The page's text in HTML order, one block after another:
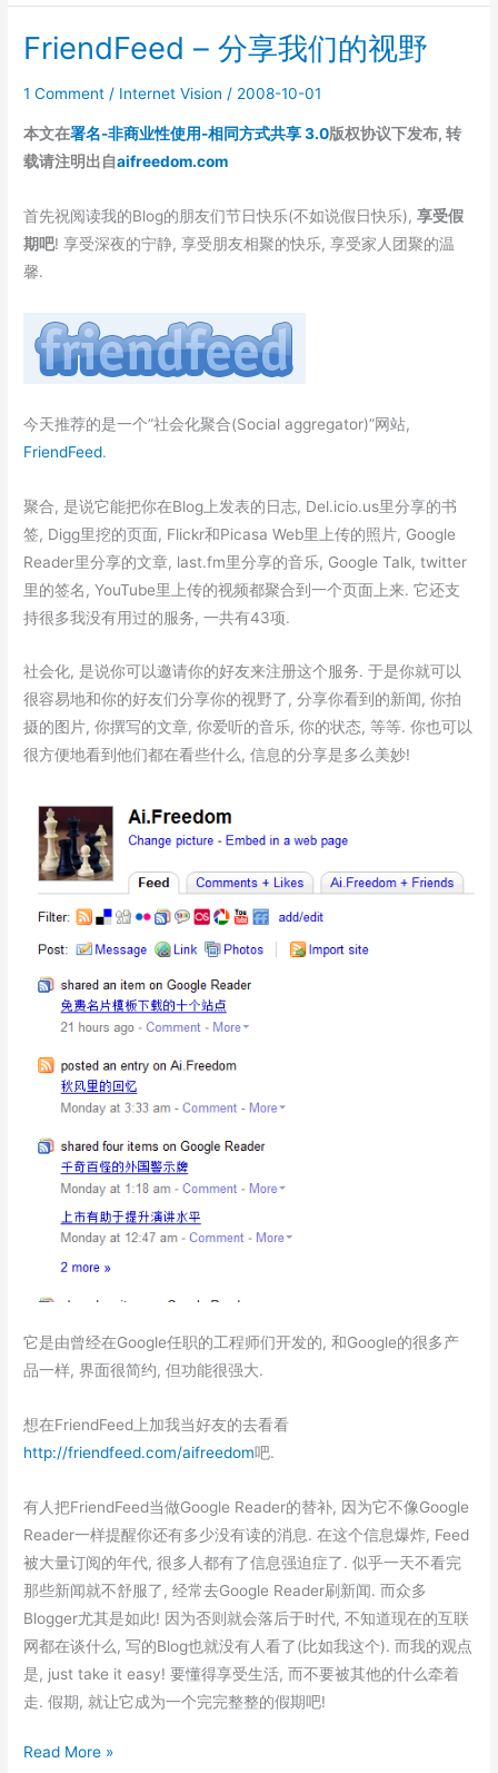
岁
了,
25
岁
了!
FriendFeed – 分享我们的视野
1 Comment / Internet Vision / 2008-10-01
本文在署名-非商业性使用-相同方式共享 3.0版权协议下发布, 转
载请注明出自aifreedom.com
首先祝阅读我的Blog的朋友们节日快乐(不如说假日快乐),享受假
期吧! 享受深夜的宁静, 享受朋友相聚的快乐, 享受家人团聚的温
馨.
今天推荐的是一个”社会化聚合(Social aggregator)”网站,
FriendFeed.
聚合, 是说它能把你在Blog上发表的日志, Del.icio.us里分享的书
签, Digg里挖的页面, Flickr和Picasa Web里上传的照片, Google
Reader里分享的文章, last.fm里分享的音乐, Google Talk, twitter
里的签名, YouTube里上传的视频都聚合到一个页面上来. 它还支
持很多我没有用过的服务, 一共有43项.
社会化, 是说你可以邀请你的好友来注册这个服务. 于是你就可以
很容易地和你的好友们分享你的视野了, 分享你看到的新闻, 你拍
摄的图片, 你撰写的文章, 你爱听的音乐, 你的状态, 等等. 你也可以
很方便地看到他们都在看些什么, 信息的分享是多么美妙!
它是由曾经在Google任职的工程师们开发的, 和Google的很多产
品一样, 界面很简约, 但功能很强大.
想在FriendFeed上加我当好友的去看看
http://friendfeed.com/aifreedom吧.
有人把FriendFeed当做Google Reader的替补, 因为它不像Google
Reader一样提醒你还有多少没有读的消息. 在这个信息爆炸, Feed
被大量订阅的年代, 很多人都有了信息强迫症了. 似乎一天不看完
那些新闻就不舒服了, 经常去Google Reader刷新闻. 而众多
Blogger尤其是如此! 因为否则就会落后于时代, 不知道现在的互联
网都在谈什么, 写的Blog也就没有人看了(比如我这个). 而我的观点
是, just take it easy! 要懂得享受生活, 而不要被其他的什么牵着
走. 假期, 就让它成为一个完完整整的假期吧!
FriendFeed
Read More »